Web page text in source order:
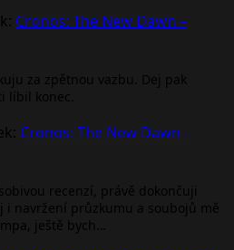
: Cronos: The New Dawn –
za zpětnou vazbu. Dej pak
líbil konec.
: Cronos: The New Dawn –
recenzí, právě dokončuji
i navržení průzkumu a soubojů mě
ještě bych…